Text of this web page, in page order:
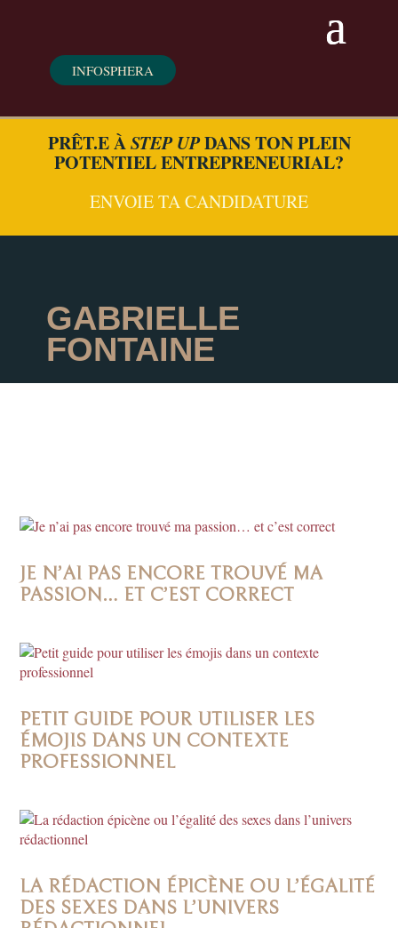
INFOSPHERA
PRÊT.E ÀSTEP UPDANS TON PLEIN
POTENTIEL ENTREPRENEURIAL?
ENVOIE TA CANDIDATURE
GABRIELLE
FONTAINE
JE N’AI PAS ENCORE TROUVÉ MA
PASSION… ET C’EST CORRECT
PETIT GUIDE POUR UTILISER LES
ÉMOJIS DANS UN CONTEXTE
PROFESSIONNEL
LA RÉDACTION ÉPICÈNE OU L’ÉGALITÉ
DES SEXES DANS L’UNIVERS